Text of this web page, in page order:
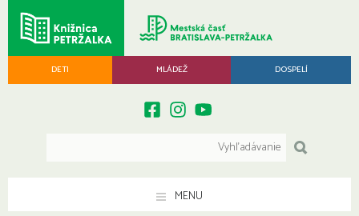
DETI MLÁDEŽ DOSPELÍ
MENU